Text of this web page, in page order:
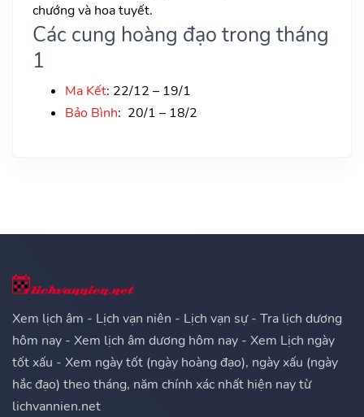
chướng và hoa tuyết.
Các cung hoàng đạo trong tháng
1
Ma Kết: 22/12 – 19/1
Bảo Bình: 20/1 – 18/2
Xem lịch âm - Lịch vạn niên - Lịch vạn sự - Tra lịch dương
hôm nay - Xem lịch âm dương hôm nay - Xem Lịch ngày
tốt xấu - Xem ngày tốt (ngày hoàng đạo), ngày xấu (ngày
hắc đạo) theo tháng, năm chính xác nhất hiện nay từ
lichvannien.net